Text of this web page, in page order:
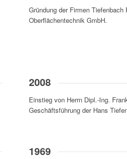
Gründung der Firmen
Oberflächentechnik GmbH.
2008
Einstieg von Herrn Dipl.-Ing.
Geschäftsführung der Hans
1969